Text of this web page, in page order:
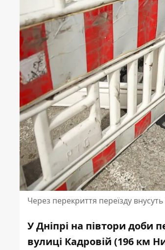
Через перекриття переїзду
У Дніпрі на півтори доби
вулиці Кадровій (196 км